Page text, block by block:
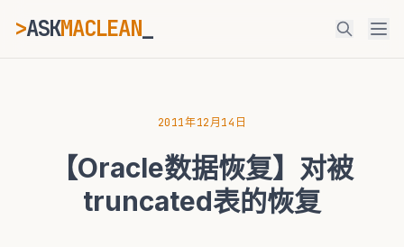
>ASKMACLEAN_
⌘K Ctrl+K
2011年12月14日
【Oracle数据恢复】对被
truncated表的恢复